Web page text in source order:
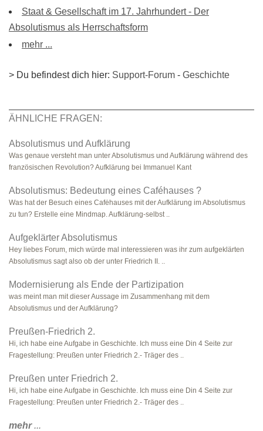
Staat & Gesellschaft im 17. Jahrhundert - Der
Absolutismus als Herrschaftsform
mehr ...
> Du befindest dich hier: Support-Forum - Geschichte
ÄHNLICHE FRAGEN:
Absolutismus und Aufklärung
Was genaue versteht man unter Absolutismus und Aufklärung während des
französischen Revolution? Aufklärung bei Immanuel Kant
Absolutismus: Bedeutung eines Caféhauses ?
Was hat der Besuch eines Cafėhauses mit der Aufklärung im Absolutismus
zu tun? Erstelle eine Mindmap. Aufklärung-selbst ..
Aufgeklärter Absolutismus
Hey liebes Forum, mich würde mal interessieren was ihr zum aufgeklärten
Absolutismus sagt also ob der unter Friedrich II. ..
Modernisierung als Ende der Partizipation
was meint man mit dieser Aussage im Zusammenhang mit dem
Absolutismus und der Aufklärung?
Preußen-Friedrich 2.
Hi, ich habe eine Aufgabe in Geschichte. Ich muss eine Din 4 Seite zur
Fragestellung: Preußen unter Friedrich 2.- Träger des ..
Preußen unter Friedrich 2.
Hi, ich habe eine Aufgabe in Geschichte. Ich muss eine Din 4 Seite zur
Fragestellung: Preußen unter Friedrich 2.- Träger des ..
mehr...